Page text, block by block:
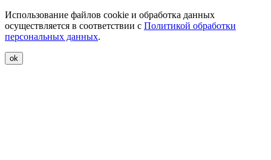
Использование файлов cookie и обработка данных
осуществляется в соответствии с Политикой обработки
персональных данных.
ok